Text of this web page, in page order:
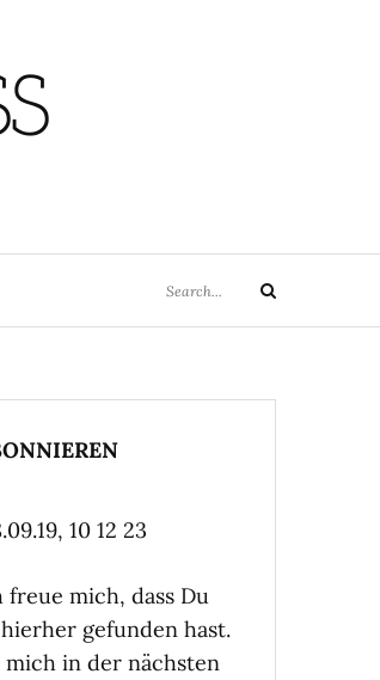
Search
Search
mich, dass Du
gefunden hast.
mich in der nächsten